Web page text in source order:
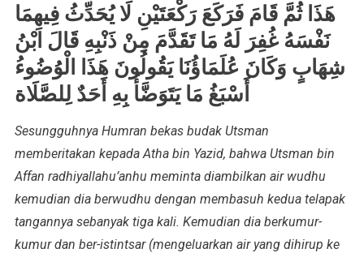
هَذَا ثُمَّ قَامَ فَرَكَعَ رَكْعَتَيْنِ لَا يُحَدِّثُ فِيهِمَا
نَفْسَهُ غُفِرَ لَهُ مَا تَقَدَّمَ مِنْ ذَنْبِهِ قَالَ ابْنُ
شِهَابٍ وَكَانَ عُلَمَاؤُنَا يَقُولُونَ هَذَا الْوُضُوءُ
أَسْبَغُ مَا يَتَوَضَّأُ بِهِ أَحَدٌ لِلصَّلَاة
Sesungguhnya Humran bekas budak Utsman
memberitakan kepada Atha bin Yazid, bahwa Utsman bin
Affan radhiyallahu’anhu meminta diambilkan air wudhu
kemudian dia berwudhu dengan membasuh kedua telapak
tangannya sebanyak tiga kali. Kemudian dia berkumur-
kumur dan ber-istintsar (mengeluarkan air yang dihirup ke